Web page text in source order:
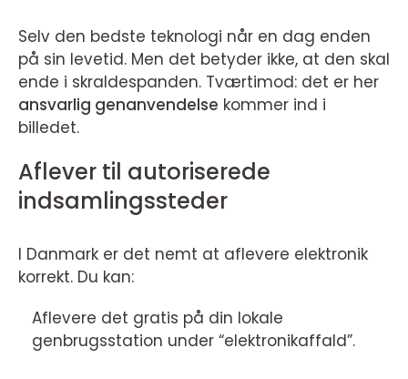
Selv den bedste teknologi når en dag enden
på sin levetid. Men det betyder ikke, at den skal
ende i skraldespanden. Tværtimod: det er her
ansvarlig genanvendelse kommer ind i
billedet.
Aflever til autoriserede
indsamlingssteder
I Danmark er det nemt at aflevere elektronik
korrekt. Du kan:
Aflevere det gratis på din lokale
genbrugsstation under “elektronikaffald”.